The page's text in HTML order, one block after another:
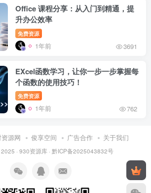
Office 课程分享：从入门到精通，提
升办公效率
免费资源
1年前 3691
EXcel函数学习，让你一步一步掌握每
个函数的使用技巧！
免费资源
1年前 762
源网 俊享空间 广告合作 关于我们
· 930资源库· 黔ICP备2025043832号